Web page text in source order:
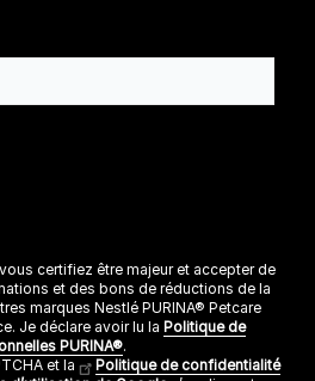
certifiez être majeur et accepter de
et des bons de réductions de la
marques Nestlé PURINA® Petcare
Je déclare avoir lu la Politique de
PURINA®.
et la
Politique de confidentialité